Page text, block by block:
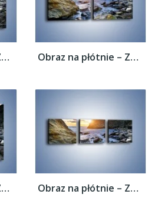
Obraz na płótnie – Zakaz kąpieli –... Obraz na płótnie – Zakaz kąpieli –...
Obraz na płótnie – Zakaz kąpieli –... Obraz na płótnie – Zakaz kąpieli –...